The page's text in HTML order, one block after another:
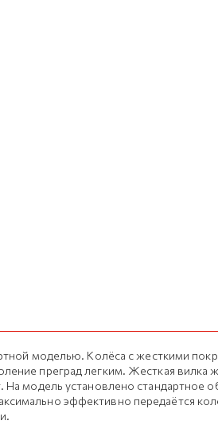
моделью. Колёса с жесткими
преград легким. Жесткая вилка
модель установлено стандартное
эффективно передаётся